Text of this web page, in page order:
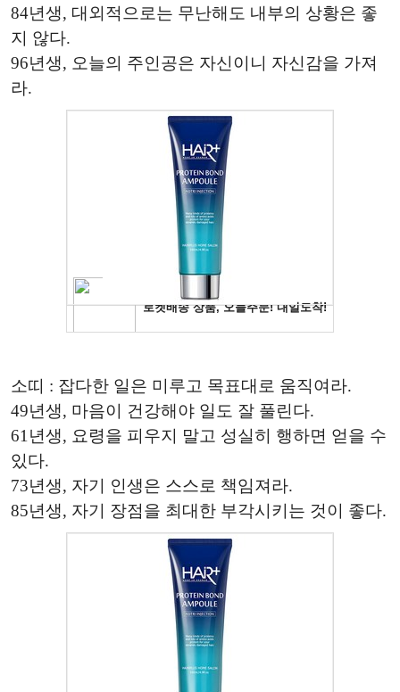
84년생, 대외적으로는 무난해도 내부의 상황은 좋
지 않다.
96년생, 오늘의 주인공은 자신이니 자신감을 가져
라.
소띠 : 잡다한 일은 미루고 목표대로 움직여라.
49년생, 마음이 건강해야 일도 잘 풀린다.
61년생, 요령을 피우지 말고 성실히 행하면 얻을 수
있다.
73년생, 자기 인생은 스스로 책임져라.
85년생, 자기 장점을 최대한 부각시키는 것이 좋다.